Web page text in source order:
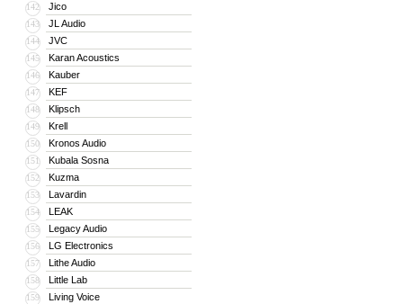
142 Jico
143 JL Audio
144 JVC
145 Karan Acoustics
146 Kauber
147 KEF
148 Klipsch
149 Krell
150 Kronos Audio
151 Kubala Sosna
152 Kuzma
153 Lavardin
154 LEAK
155 Legacy Audio
156 LG Electronics
157 Lithe Audio
158 Little Lab
159 Living Voice